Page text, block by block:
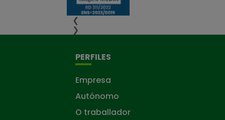
❮
❯
PERFILES
Empresa
Autónomo
O traballador